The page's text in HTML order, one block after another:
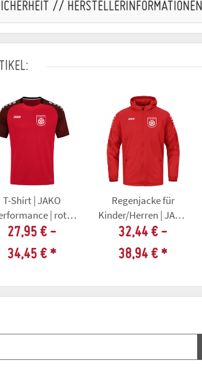
// HERSTELLERINFORMATIONEN
T-Shirt | JAKO
| rot -
98 Erfurt Faustball
27,95 € -
34,45 € *
Regenjacke für
Kinder/Herren | JAKO
Team 2.0 | rot | TV 98
Erfurt Faustball
32,44 € -
38,94 € *